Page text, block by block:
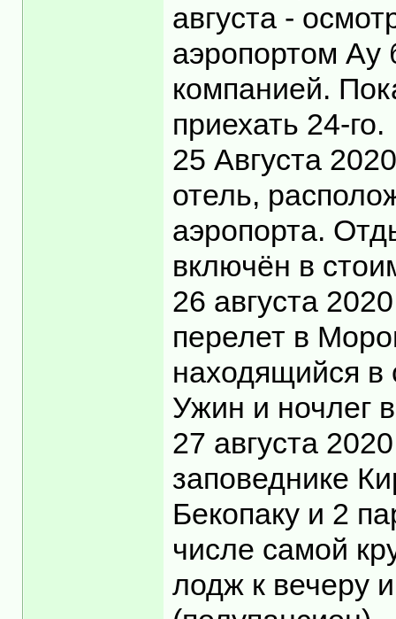
августа -
аэропортом Ау
компанией.
приехать 24-го.
25 Августа
отель,
аэропорта.
включён в
26 августа
перелет в
находящийся в
Ужин и ночлег
27 августа
заповеднике
Бекопаку и 2
числе самой
лодж к вечеру